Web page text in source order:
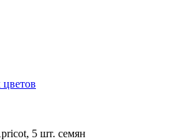
5 шт. семян